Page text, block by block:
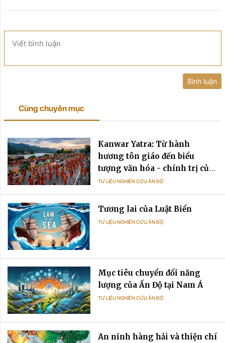
Viết bình luận
Bình luận
Cùng chuyên mục
Kanwar Yatra: Từ hành
hương tôn giáo đến biểu
tượng văn hóa - chính trị của
Ấn Độ đương đại
TƯ LIỆU NGHIÊN CỨU ẤN ĐỘ
Tương lai của Luật Biển
TƯ LIỆU NGHIÊN CỨU ẤN ĐỘ
Mục tiêu chuyển đổi năng
lượng của Ấn Độ tại Nam Á
TƯ LIỆU NGHIÊN CỨU ẤN ĐỘ
An ninh hàng hải và thiện chí